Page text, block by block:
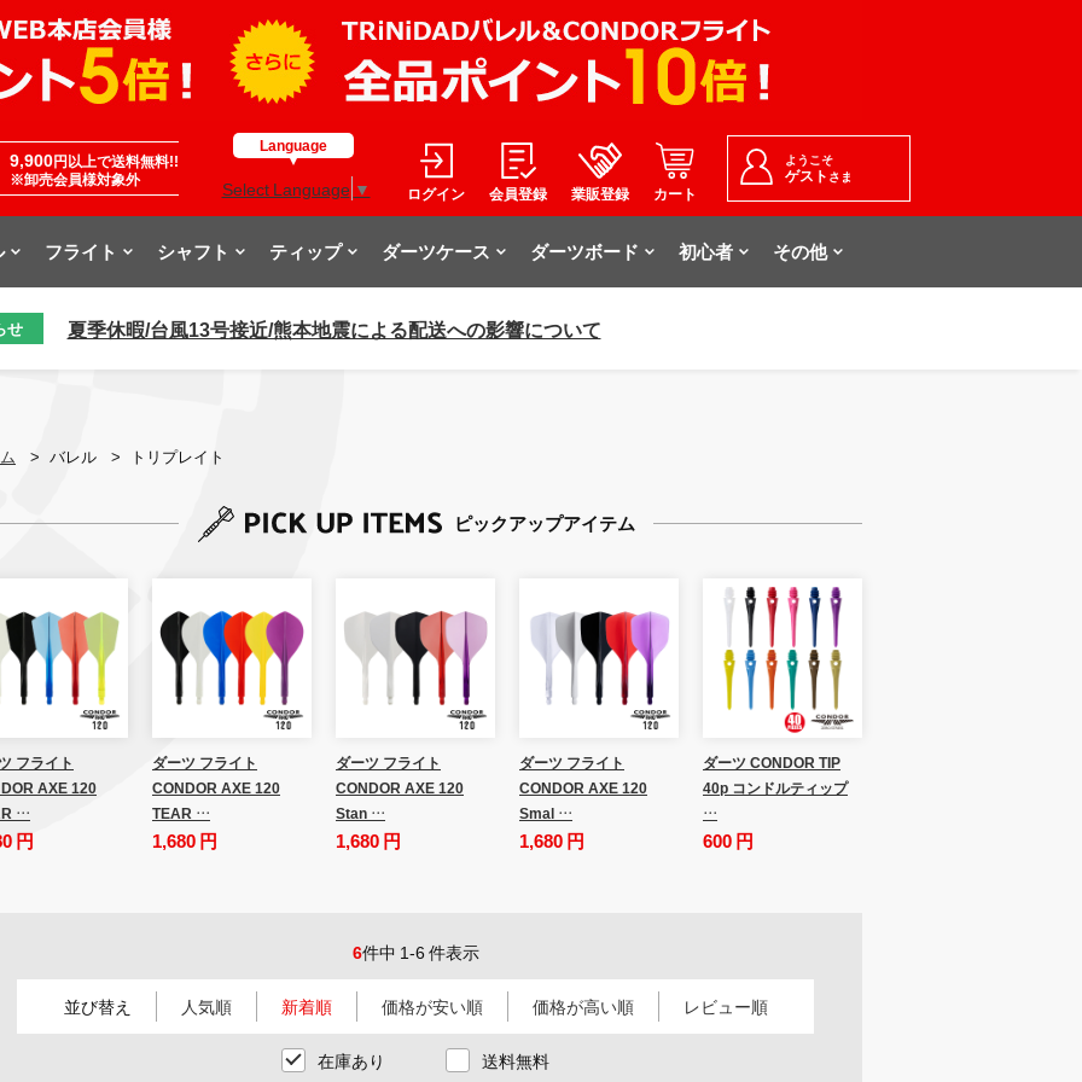
9,900円以上で送料無料!!
※卸売会員様対象外
Language
Select Language ▼ ログイン 会員登録 業販登録 カート
ようこそ
ゲスト さま
フライト シャフト ティップ ダーツケース ダーツボード 初心者 その他
せ 夏季休暇/台風13号接近/熊本地震による配送への影響について
> バレル > トリプレイト
ピックアップアイテム
フライト
AXE 120
…
円
ダーツ フライト
CONDOR AXE 120
TEAR …
1,680 円
ダーツ フライト
CONDOR AXE 120
Stan …
1,680 円
ダーツ フライト
CONDOR AXE 120
Smal …
1,680 円
ダーツ CONDOR TIP
40p コンドルティップ
…
600 円
6件中 1-6 件表示
並び替え 人気順 新着順 価格が安い順 価格が高い順 レビュー順
在庫あり 送料無料